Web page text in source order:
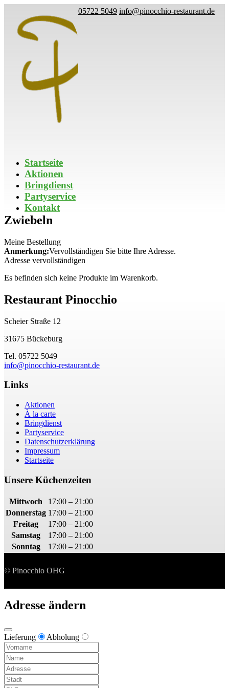
05722 5049 info@pinocchio-restaurant.de
Startseite
Aktionen
Bringdienst
Partyservice
Kontakt
Zwiebeln
Meine Bestellung
Anmerkung:Vervollständigen Sie bitte Ihre Adresse.
Adresse vervollständigen
Es befinden sich keine Produkte im Warenkorb.
Restaurant Pinocchio
Scheier Straße 12
31675 Bückeburg
Tel. 05722 5049
info@pinocchio-restaurant.de
Links
Aktionen
À la carte
Bringdienst
Partyservice
Datenschutzerklärung
Impressum
Startseite
Unsere Küchenzeiten
Mittwoch
17:00 – 21:00
Donnerstag 17:00 – 21:00
Freitag
17:00 – 21:00
Samstag
17:00 – 21:00
Sonntag
17:00 – 21:00
© Pinocchio OHG
Adresse ändern
Lieferung Abholung